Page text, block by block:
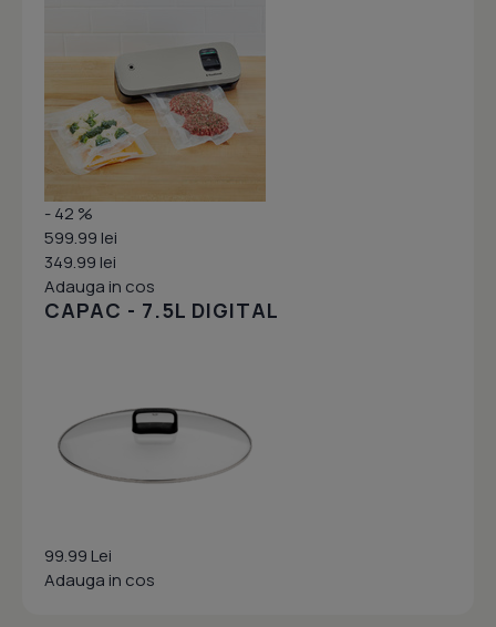
- 42 %
599.99 lei
349.99 lei
Adauga in cos
CAPAC - 7.5L DIGITAL
99.99 Lei
Adauga in cos